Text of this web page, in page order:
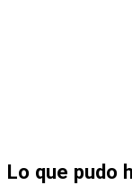
Lo que pudo